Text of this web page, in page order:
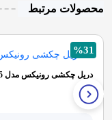
محصولات مرتبط
%31
دریل چکشی رونیکس مدل 2215